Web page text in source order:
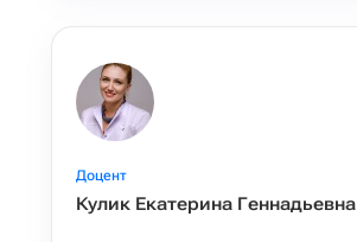
Доцент
Кулик Екатерина Геннадьевна